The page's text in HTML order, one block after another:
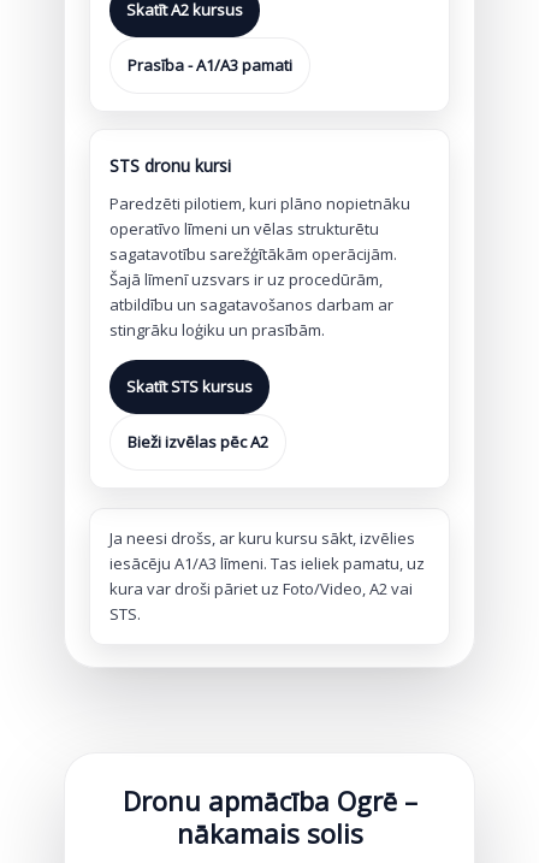
Skatīt A2 kursus
Prasība - A1/A3 pamati
STS dronu kursi
Paredzēti pilotiem, kuri plāno nopietnāku
operatīvo līmeni un vēlas strukturētu
sagatavotību sarežģītākām operācijām.
Šajā līmenī uzsvars ir uz procedūrām,
atbildību un sagatavošanos darbam ar
stingrāku loģiku un prasībām.
Skatīt STS kursus
Bieži izvēlas pēc A2
Ja neesi drošs, ar kuru kursu sākt, izvēlies
iesācēju A1/A3 līmeni. Tas ieliek pamatu, uz
kura var droši pāriet uz Foto/Video, A2 vai
STS.
Dronu apmācība Ogrē –
nākamais solis